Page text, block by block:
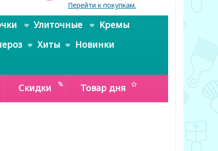
Перейти к покупкам.
Улиточные
Кремы
Хиты
Новинки
Скидки Товар дня